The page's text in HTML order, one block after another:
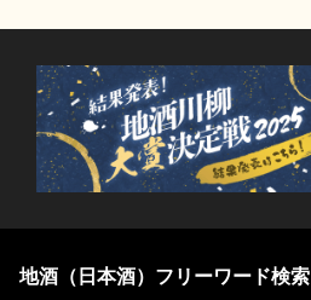
地酒（日本酒）フリーワード検索